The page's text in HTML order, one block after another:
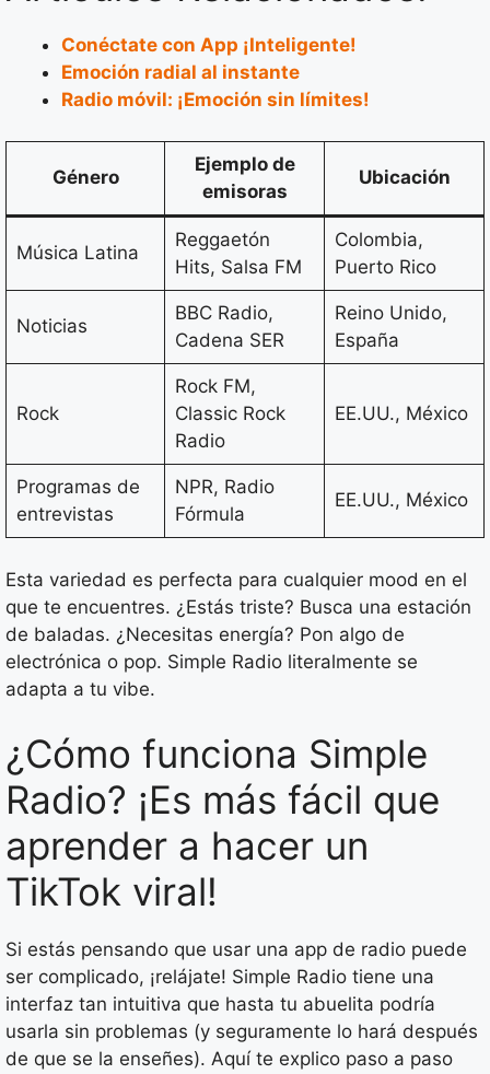
Conéctate con App ¡Inteligente!
Emoción radial al instante
Radio móvil: ¡Emoción sin límites!
Género
Ejemplo de
emisoras
Ubicación
Música Latina
Reggaetón
Hits, Salsa FM
Colombia,
Puerto Rico
Noticias
BBC Radio,
Cadena SER
Reino Unido,
España
Rock
Rock FM,
Classic Rock
Radio
EE.UU., México
Programas de
entrevistas
NPR, Radio
Fórmula
EE.UU., México
Esta variedad es perfecta para cualquier mood en el
que te encuentres. ¿Estás triste? Busca una estación
de baladas. ¿Necesitas energía? Pon algo de
electrónica o pop. Simple Radio literalmente se
adapta a tu vibe.
¿Cómo funciona Simple
Radio? ¡Es más fácil que
aprender a hacer un
TikTok viral!
Si estás pensando que usar una app de radio puede
ser complicado, ¡relájate! Simple Radio tiene una
interfaz tan intuitiva que hasta tu abuelita podría
usarla sin problemas (y seguramente lo hará después
de que se la enseñes). Aquí te explico paso a paso